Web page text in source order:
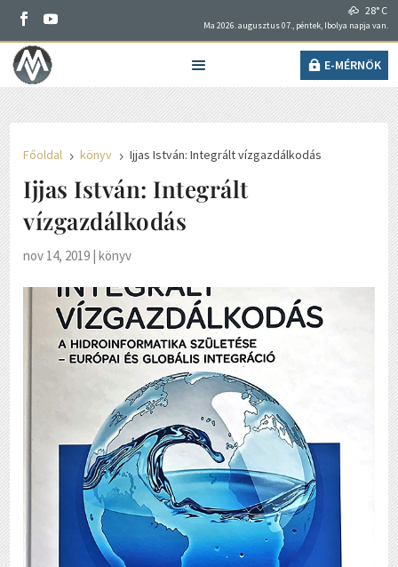
28° C
Ma 2026. augusztus 07., péntek, Ibolya napja van.
E-MÉRNÖK
Főoldal 5 könyv 5 Ijjas István: Integrált vízgazdálkodás
Ijjas István: Integrált
vízgazdálkodás
nov 14, 2019 |könyv